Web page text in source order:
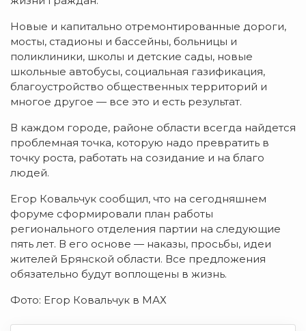
Новые и капитально отремонтированные дороги,
мосты, стадионы и бассейны, больницы и
поликлиники, школы и детские сады, новые
школьные автобусы, социальная газификация,
благоустройство общественных территорий и
многое другое — все это и есть результат.
В каждом городе, районе области всегда найдется
проблемная точка, которую надо превратить в
точку роста, работать на созидание и на благо
людей.
Егор Ковальчук сообщил, что на сегодняшнем
форуме сформировали план работы
регионального отделения партии на следующие
пять лет. В его основе — наказы, просьбы, идеи
жителей Брянской области. Все предложения
обязательно будут воплощены в жизнь.
Фото: Егор Ковальчук в МАХ